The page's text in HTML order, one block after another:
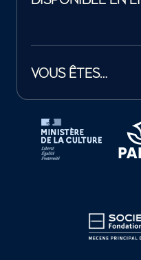
VOUS ÊTES…
Tutelles et mécènes de la